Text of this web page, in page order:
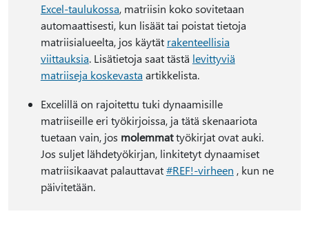
Excel-taulukossa, matriisin koko sovitetaan
automaattisesti, kun lisäät tai poistat tietoja
matriisialueelta, jos käytät rakenteellisia
viittauksia. Lisätietoja saat tästä levittyviä
matriiseja koskevasta artikkelista.
Excelillä on rajoitettu tuki dynaamisille
matriiseille eri työkirjoissa, ja tätä skenaariota
tuetaan vain, jos molemmattyökirjat ovat auki.
Jos suljet lähdetyökirjan, linkitetyt dynaamiset
matriisikaavat palauttavat#REF!-virheen , kun ne
päivitetään.